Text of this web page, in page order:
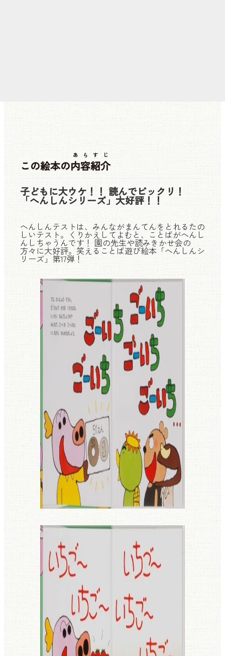
この絵本の内容紹介
あらすじ
子どもに大ウケ！！ 読んでビックリ！
「へんしんシリーズ」大好評！！
へんしんテストは、みんながまんてんをとれるたの
しいテスト。くりかえしてよむと、ことばがへんし
んしちゃうんです！ 園の先生や読みきかせ会の
方々に大好評。笑えることば遊び絵本「へんしんシ
リーズ」第17弾！